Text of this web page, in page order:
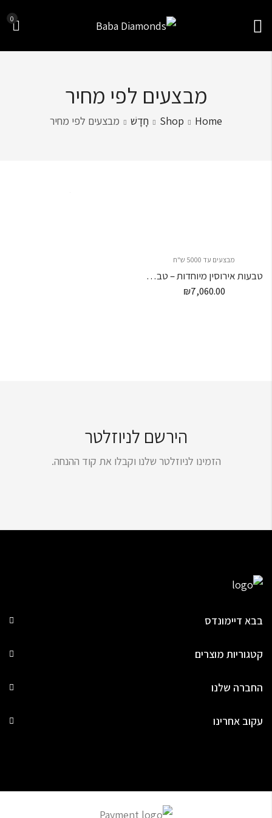
0
מבצעים לפי מחיר
Home
Shop חָדָשׁ מבצעים לפי מחיר
מבצעים עד 5000 ש"ח
טבעות אירוסין מיוחדות – טבעת אירוסין משובצת יהלומים
₪7,060.00
הירשם לניוזלטר
הזמינו לניוזלטר שלנו וקבלו את קוד ההנחה.
בבא דיימונדס
קטגוריות מוצרים
החברה שלנו
עקוב אחרינו